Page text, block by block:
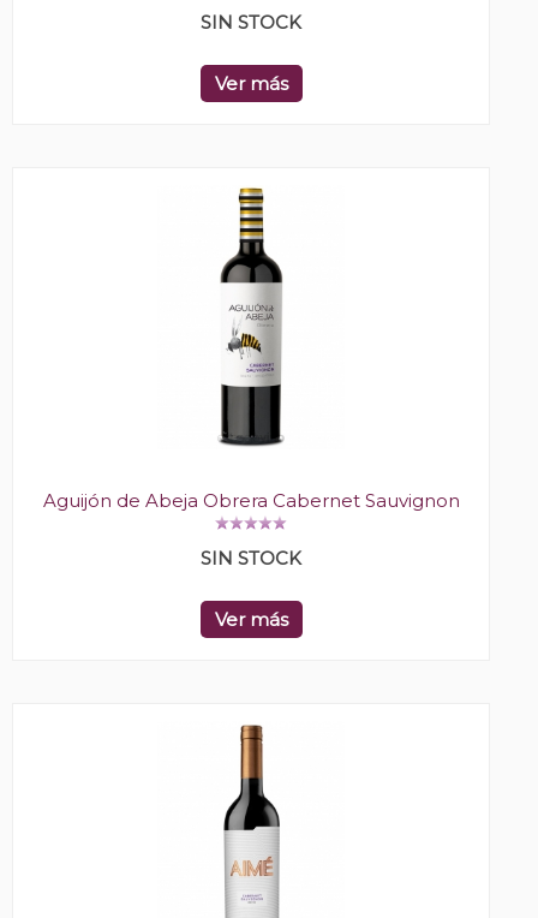
SIN STOCK
Ver más
Aguijón de Abeja Obrera Cabernet Sauvignon
SIN STOCK
Ver más